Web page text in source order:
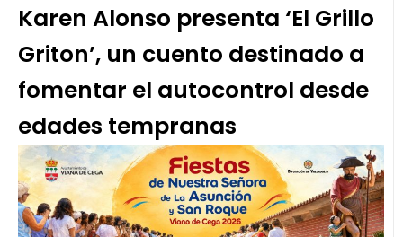
Karen Alonso presenta ‘El Grillo
Griton’, un cuento destinado a
fomentar el autocontrol desde
edades tempranas